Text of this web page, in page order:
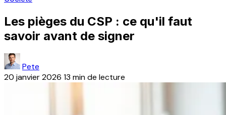
Les pièges du CSP : ce qu'il faut
savoir avant de signer
Pete
20 janvier 2026 13 min de lecture